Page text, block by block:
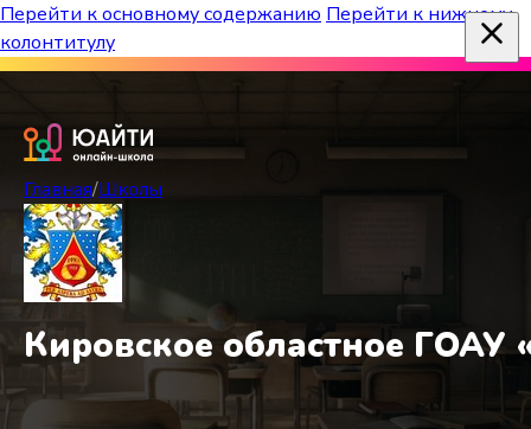
Перейти к основному содержанию Перейти к нижнему
колонтитулу
Главная/Школы
Кировское областное